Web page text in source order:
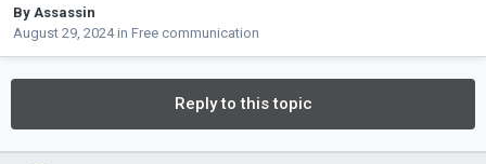
By Assassin
August 29, 2024in Free communication
Reply to this topic